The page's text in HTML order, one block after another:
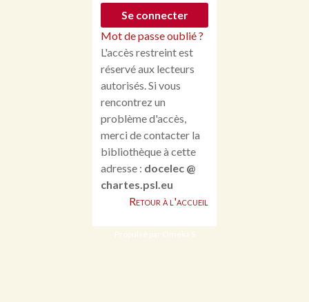
Mot de passe oublié ?
L'accès restreint est
réservé aux lecteurs
autorisés. Si vous
rencontrez un
problème d'accès,
merci de contacter la
bibliothèque à cette
adresse : docelec @
chartes.psl.eu
Retour à l'accueil
Propulsé par Omeka S